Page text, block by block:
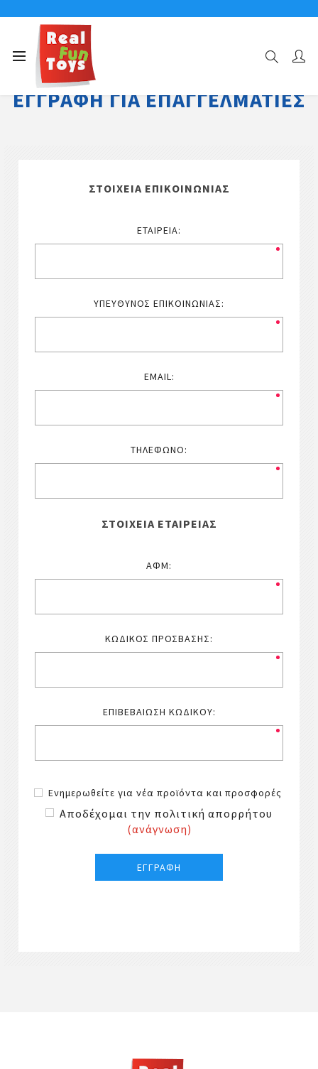
ΕΓΓΡΑΦΉ ΓΙΑ ΕΠΑΓΓΕΛΜΑΤΊΕΣ
ΣΤΟΙΧΕΊΑ ΕΠΙΚΟΙΝΩΝΊΑΣ
ΕΤΑΙΡΕΊΑ:
ΥΠΕΎΘΥΝΟΣ ΕΠΙΚΟΙΝΩΝΊΑΣ:
EMAIL:
ΤΗΛΈΦΩΝΟ:
ΣΤΟΙΧΕΊΑ ΕΤΑΙΡΕΊΑΣ
ΑΦΜ:
ΚΩΔΙΚΌΣ ΠΡΌΣΒΑΣΗΣ:
ΕΠΙΒΕΒΑΊΩΣΗ ΚΩΔΙΚΟΎ:
Ενημερωθείτε για νέα προϊόντα και προσφορές
Αποδέχομαι την πολιτική απορρήτου
(ανάγνωση)